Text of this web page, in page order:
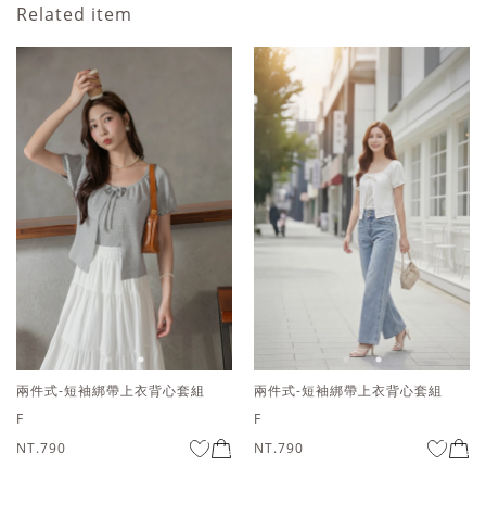
Related item
兩件式-短袖綁帶上衣背心套組
F
NT.790
兩件式-短袖綁帶上衣背心套組
F
NT.790